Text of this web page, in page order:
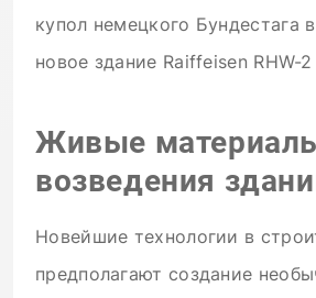
купол немецкого Бундестага
новое здание Raiffeisen RHW-
Живые
возведения
Новейшие технологии в
предполагают создание